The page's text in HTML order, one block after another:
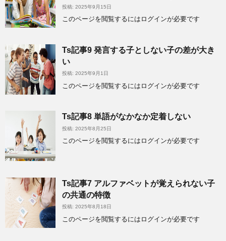
投稿: 2025年9月15日
このページを閲覧するにはログインが必要です
Ts記事9 発言する子としない子の差が大き
い
投稿: 2025年9月1日
このページを閲覧するにはログインが必要です
Ts記事8 単語がなかなか定着しない
投稿: 2025年8月25日
このページを閲覧するにはログインが必要です
Ts記事7 アルファベットが覚えられない子
の共通の特徴
投稿: 2025年8月18日
このページを閲覧するにはログインが必要です